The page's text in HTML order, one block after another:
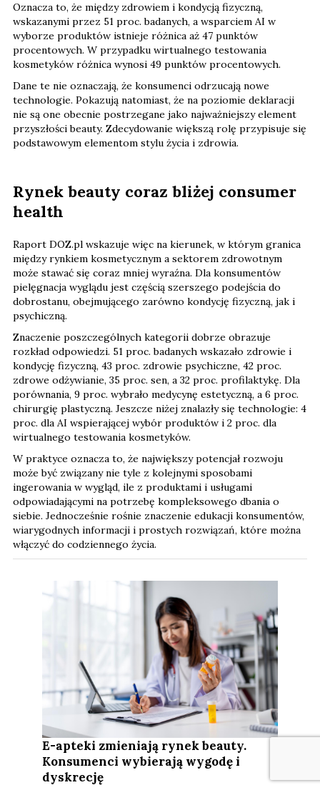
Oznacza to, że między zdrowiem i kondycją fizyczną,
wskazanymi przez 51 proc. badanych, a wsparciem AI w
wyborze produktów istnieje różnica aż 47 punktów
procentowych. W przypadku wirtualnego testowania
kosmetyków różnica wynosi 49 punktów procentowych.
Dane te nie oznaczają, że konsumenci odrzucają nowe
technologie. Pokazują natomiast, że na poziomie deklaracji
nie są one obecnie postrzegane jako najważniejszy element
przyszłości beauty. Zdecydowanie większą rolę przypisuje się
podstawowym elementom stylu życia i zdrowia.
Rynek beauty coraz bliżej consumer
health
Raport DOZ.pl wskazuje więc na kierunek, w którym granica
między rynkiem kosmetycznym a sektorem zdrowotnym
może stawać się coraz mniej wyraźna. Dla konsumentów
pielęgnacja wyglądu jest częścią szerszego podejścia do
dobrostanu, obejmującego zarówno kondycję fizyczną, jak i
psychiczną.
Znaczenie poszczególnych kategorii dobrze obrazuje
rozkład odpowiedzi. 51 proc. badanych wskazało zdrowie i
kondycję fizyczną, 43 proc. zdrowie psychiczne, 42 proc.
zdrowe odżywianie, 35 proc. sen, a 32 proc. profilaktykę. Dla
porównania, 9 proc. wybrało medycynę estetyczną, a 6 proc.
chirurgię plastyczną. Jeszcze niżej znalazły się technologie: 4
proc. dla AI wspierającej wybór produktów i 2 proc. dla
wirtualnego testowania kosmetyków.
W praktyce oznacza to, że największy potencjał rozwoju
może być związany nie tyle z kolejnymi sposobami
ingerowania w wygląd, ile z produktami i usługami
odpowiadającymi na potrzebę kompleksowego dbania o
siebie. Jednocześnie rośnie znaczenie edukacji konsumentów,
wiarygodnych informacji i prostych rozwiązań, które można
włączyć do codziennego życia.
E-apteki zmieniają rynek beauty.
Konsumenci wybierają wygodę i
dyskrecję